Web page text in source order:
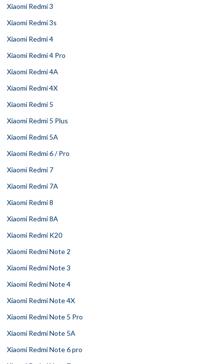
Xiaomi Redmi 3
Xiaomi Redmi 3s
Xiaomi Redmi 4
Xiaomi Redmi 4 Pro
Xiaomi Redmi 4A
Xiaomi Redmi 4X
Xiaomi Redmi 5
Xiaomi Redmi 5 Plus
Xiaomi Redmi 5A
Xiaomi Redmi 6 / Pro
Xiaomi Redmi 7
Xiaomi Redmi 7A
Xiaomi Redmi 8
Xiaomi Redmi 8A
Xiaomi Redmi K20
Xiaomi Redmi Note 2
Xiaomi Redmi Note 3
Xiaomi Redmi Note 4
Xiaomi Redmi Note 4X
Xiaomi Redmi Note 5 Pro
Xiaomi Redmi Note 5A
Xiaomi Redmi Note 6 pro